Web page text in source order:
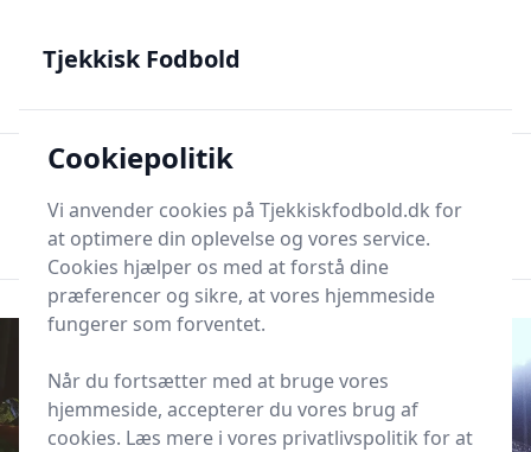
dansk
Søg nu
Tjekkisk Fodbold
Cookiepolitik
Vi anvender cookies på Tjekkiskfodbold.dk for
at optimere din oplevelse og vores service.
Cookies hjælper os med at forstå dine
præferencer og sikre, at vores hjemmeside
fungerer som forventet.
Når du fortsætter med at bruge vores
hjemmeside, accepterer du vores brug af
cookies. Læs mere i vores privatlivspolitik for at